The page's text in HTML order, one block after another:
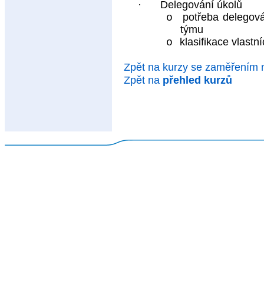
·
Delegování úkolů
o
potřeba
týmu
o
klasifikace
Zpět na kurzy se zaměřením
Zpět na přehled kurzů